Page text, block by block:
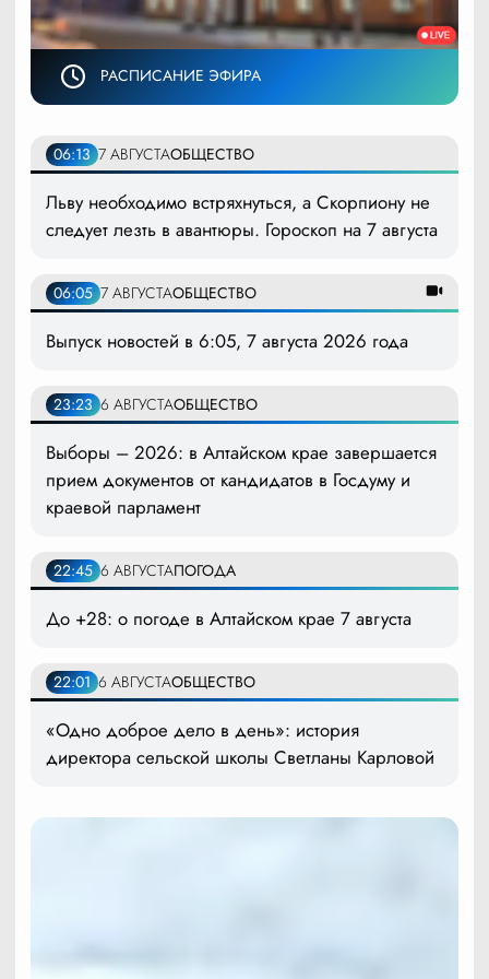
РАСПИСАНИЕ ЭФИРА
06:13 7 АВГУСТАОБЩЕСТВО
Льву необходимо встряхнуться, а Скорпиону не
следует лезть в авантюры. Гороскоп на 7 августа
06:05 7 АВГУСТАОБЩЕСТВО
Выпуск новостей в 6:05, 7 августа 2026 года
23:23 6 АВГУСТАОБЩЕСТВО
Выборы – 2026: в Алтайском крае завершается
прием документов от кандидатов в Госдуму и
краевой парламент
22:45 6 АВГУСТАПОГОДА
До +28: о погоде в Алтайском крае 7 августа
22:01 6 АВГУСТАОБЩЕСТВО
«Одно доброе дело в день»: история
директора сельской школы Светланы Карловой